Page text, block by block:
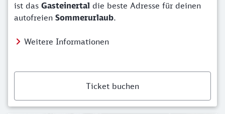
ist das Gasteinertal die beste Adresse für deinen
autofreien Sommerurlaub.
Weitere Informationen
Ticket buchen